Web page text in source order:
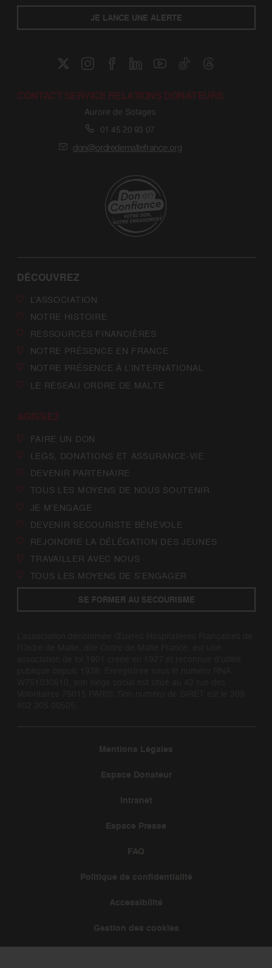
JE LANCE UNE ALERTE
CONTACT SERVICE RELATIONS DONATEURS
Aurore de Solages
01 45 20 93 07
don@ordredemaltefrance.org
DÉCOUVREZ
L’ASSOCIATION
NOTRE HISTOIRE
RESSOURCES FINANCIÈRES
NOTRE PRÉSENCE EN FRANCE
NOTRE PRÉSENCE À L’INTERNATIONAL
LE RÉSEAU ORDRE DE MALTE
AGISSEZ
FAIRE UN DON
LEGS, DONATIONS ET ASSURANCE-VIE
DEVENIR PARTENAIRE
TOUS LES MOYENS DE NOUS SOUTENIR
JE M’ENGAGE
DEVENIR SECOURISTE BÉNÉVOLE
REJOINDRE LA DÉLÉGATION DES JEUNES
TRAVAILLER AVEC NOUS
TOUS LES MOYENS DE S’ENGAGER
SE FORMER AU SECOURISME
Mentions Légales
Espace Donateur
Intranet
Espace Presse
FAQ
Politique de confidentialité
Accessibilité
Gestion des cookies